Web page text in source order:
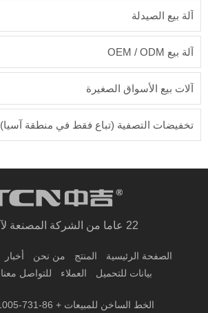
آلة بيع الصيدلة
آلة بيع OEM / ODM
آلات بيع الأسواق الصغيرة
تخفيضات التصفية (تباع فقط في منطقة آسيا)
22 عاما من الشركة المصنعة لآلة البيع
الصفحة الرئيسية المنتج من نحن أخبار
بيانات للتحميل
العملاء للتواصل معنا
الخط الساخن للمبيعات + 86-731-87101005